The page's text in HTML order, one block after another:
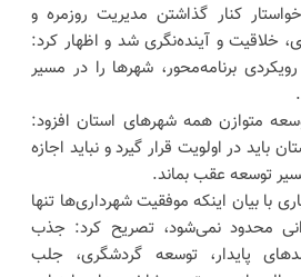
کنار گذاشتن مدیریت روزمره و
خلاقیت و آینده‌نگری شد و اظهار کرد:
برنامه‌محور، شهرها را در مسیر
متوازن همه شهرهای استان افزود:
باید در اولویت قرار گیرد و نباید اجازه
توسعه عقب بماند.
با بیان اینکه موفقیت شهرداری‌ها تنها
محدود نمی‌شود، تصریح کرد: جذب
پایدار، توسعه گردشگری، جلب